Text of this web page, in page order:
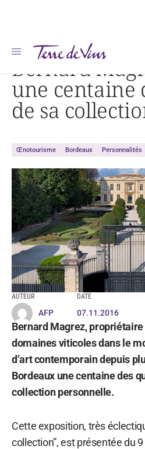
Accueil Bernard Magrez expose une centaine de
Bernard
une centaine
de sa
Œnotourisme Bordeaux Personnalités
AUTEUR
AFP
DATE
07.11.2016
Bernard Magrez, propriétaire
domaines viticoles dans le
d’art contemporain depuis
Bordeaux une centaine des
collection personnelle.
Cette exposition, très
collection”, est présentée du